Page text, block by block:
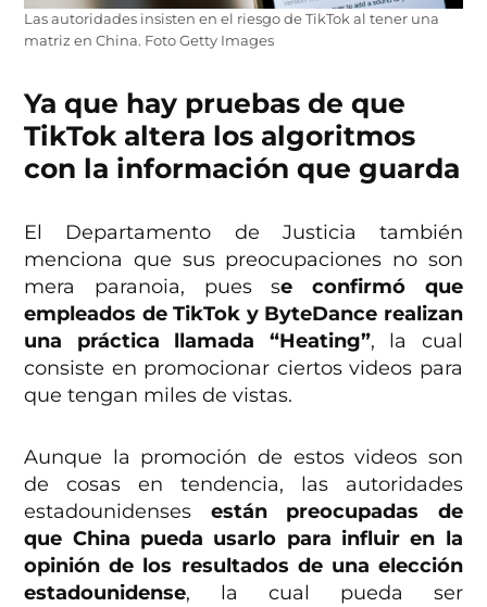
Las autoridades insisten en el riesgo de TikTok al tener una
matriz en China. Foto Getty Images
Ya que hay pruebas de que
TikTok altera los algoritmos
con la información que guarda
El Departamento de Justicia también
menciona que sus preocupaciones no son
mera paranoia, pues se confirmó que
empleados de TikTok y ByteDance realizan
una práctica llamada “Heating”, la cual
consiste en promocionar ciertos videos para
que tengan miles de vistas.
Aunque la promoción de estos videos son
de cosas en tendencia, las autoridades
estadounidenses están preocupadas de
que China pueda usarlo para influir en la
opinión de los resultados de una elección
estadounidense, la cual pueda ser